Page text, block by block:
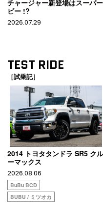
チャージャー新登場はスーパー
ビー !?
2026.07.29
TEST RIDE
［試乗記］
2014 トヨタタンドラ SR5 クル
ーマックス
2026.08.06
BuBu BCD
BUBU / ミツオカ